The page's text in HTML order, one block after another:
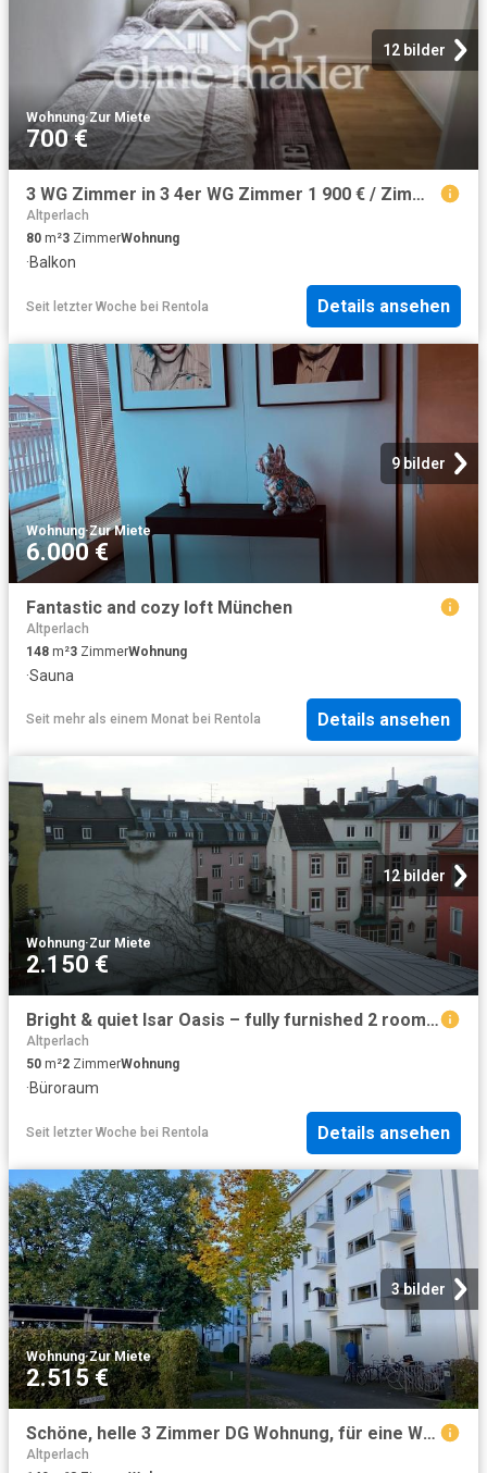
12 bilder
Wohnung·Zur Miete
700 €
3 WG Zimmer in 3 4er WG Zimmer 1 900 € / Zimmer 2 800 € / Zimmer 3 700 €
Altperlach
80 m²3 ZimmerWohnung
·Balkon
Seit letzter Woche bei Rentola Details ansehen
9 bilder
Wohnung·Zur Miete
6.000 €
Fantastic and cozy loft München
Altperlach
148 m²3 ZimmerWohnung
·Sauna
Seit mehr als einem Monat bei Rentola Details ansehen
12 bilder
Wohnung·Zur Miete
2.150 €
Bright & quiet Isar Oasis – fully furnished 2 room apartment with 2 balconies
Altperlach
50 m²2 ZimmerWohnung
·Büroraum
Seit letzter Woche bei Rentola Details ansehen
3 bilder
Wohnung·Zur Miete
2.515 €
Schöne, helle 3 Zimmer DG Wohnung, für eine WG geeignet
Altperlach